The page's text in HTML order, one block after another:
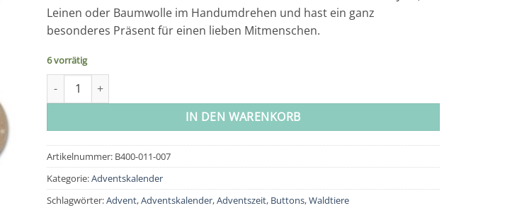
Leinen oder Baumwolle im Handumdrehen und hast ein ganz
besonderes Präsent für einen lieben Mitmenschen.
6 vorrätig
Button Adventskalender - Waldtiere Menge
IN DEN WARENKORB
Artikelnummer: B400-011-007
Kategorie:Adventskalender
Schlagwörter:Advent,Adventskalender,Adventszeit, Buttons,Waldtiere